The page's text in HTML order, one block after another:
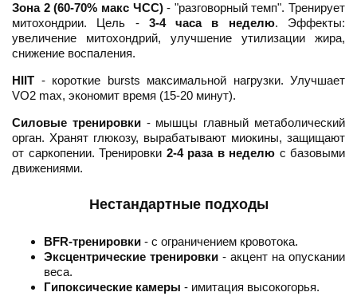
Зона 2 (60-70% макс ЧСС)- "разговорный темп". Тренирует
митохондрии. Цель - 3-4 часа в неделю. Эффекты:
увеличение митохондрий, улучшение утилизации жира,
снижение воспаления.
HIIT - короткие bursts максимальной нагрузки. Улучшает
VO2 max, экономит время (15-20 минут).
Силовые тренировки- мышцы главный метаболический
орган. Хранят глюкозу, вырабатывают миокины, защищают
от саркопении. Тренировки 2-4 раза в неделю с базовыми
движениями.
Нестандартные подходы
BFR-тренировки - с ограничением кровотока.
Эксцентрические тренировки - акцент на опускании
веса.
Гипоксические камеры - имитация высокогорья.